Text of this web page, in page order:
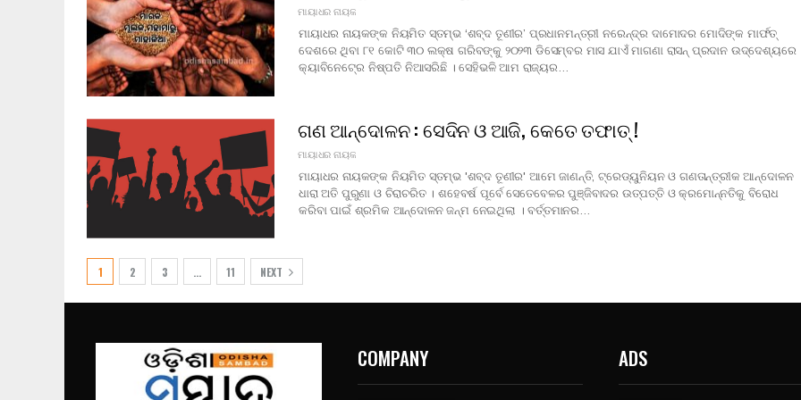
ମାୟାଧର ନାୟକ
ମାୟାଧର ନାୟକଙ୍କ ନିୟମିତ ସ୍ତମ୍ଭ ‘ଶବ୍ଦ ତୂଣୀର’ ପ୍ରଧାନମନ୍ତ୍ରୀ ନରେନ୍ଦ୍ର ଦାମୋଦର ମୋଦିଙ୍କ ମାର୍ଫତ୍‍
ଦେଶରେ ଥିବା ୮୧ କୋଟି ୩୦ ଲକ୍ଷ ଗରିବଙ୍କୁ ୨୦୨୩ ଡିସେମ୍ବର ମାସ ଯାଏଁ ମାଗଣା ରାସନ୍‍ ପ୍ରଦାନ ଉଦ୍ଦେଶ୍ୟରେ
କ୍ୟାବିନେଟ୍‍ରେ ନିଷ୍ପତି ନିଆସରିଛି । ସେହିଭଳି ଆମ ରାଜ୍ୟର…
ଗଣ ଆନ୍ଦୋଳନ : ସେଦିନ ଓ ଆଜି, କେତେ ତଫାତ୍‍ !
ମାୟାଧର ନାୟକ
ମାୟାଧର ନାୟକଙ୍କ ନିୟମିତ ସ୍ତମ୍ଭ 'ଶବ୍ଦ ତୂଣୀର' ଆମେ ଜାଣନ୍ତି, ଟ୍ରେଡ୍‌ୟୁନିୟନ ଓ ଗଣତାନ୍ତ୍ରୀକ ଆନ୍ଦୋଳନ
ଧାରା ଅତି ପୁରୁଣା ଓ ଚିରାଚରିତ । ଶହେବର୍ଷ ପୂର୍ବେ ସେତେବେଳର ପୁଞ୍ଜିବାଦର ଉତ୍ପତ୍ତି ଓ କ୍ରମୋନ୍ନତିକୁ ବିରୋଧ
କରିବା ପାଇଁ ଶ୍ରମିକ ଆନ୍ଦୋଳନ ଜନ୍ମ ନେଇଥିଲା । ବର୍ତ୍ତମାନର…
1 2 3 … 11 NEXT
COMPANY ADS